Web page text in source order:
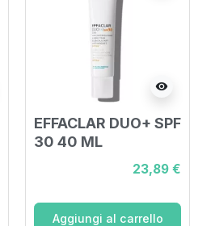
visibility
EFFACLAR DUO+ SPF
30 40 ML
23,89 €
Aggiungi al carrello